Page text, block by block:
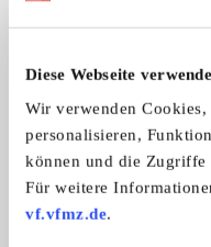
Diese Webseite
Wir verwenden
personalisieren,
können und die Zugriffe
Für weitere
vf.vfmz.de.
BMW M 3 E30er
Das könnte Sie